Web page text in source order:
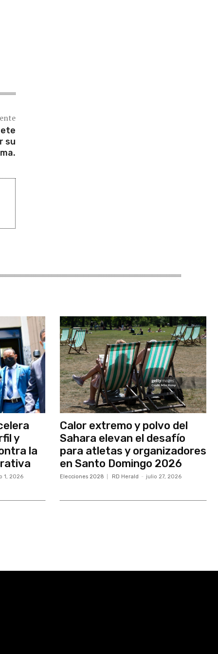
su
y
la
1, 2026
Calor extremo y polvo del
Sahara elevan el desafío
para atletas y organizadores
en Santo Domingo 2026
Elecciones 2028 RD Herald - julio 27, 2026